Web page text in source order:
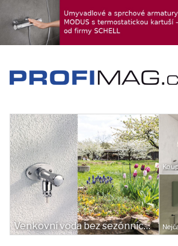
TIPY
Praxe
Fotogalerie
Produkty Venkovní voda bez sezónních omezení